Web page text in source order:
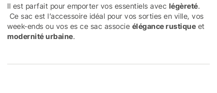
Il est parfait pour emporter vos essentiels avec légèreté.
Ce sac est l’accessoire idéal pour vos sorties en ville, vos
week-ends ou vos es ce sac associe élégance rustique et
modernité urbaine.